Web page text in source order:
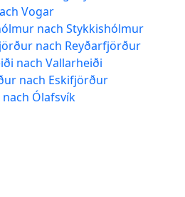
Vogar
nach Stykkishólmur
nach Reyðarfjörður
nach Vallarheiði
nach Eskifjörður
Ólafsvík